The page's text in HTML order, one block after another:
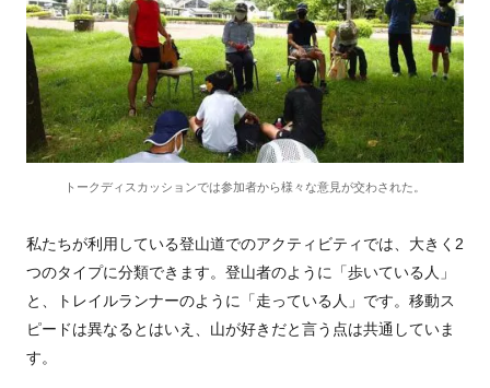
トークディスカッションでは参加者から様々な意見が交わされた。
私たちが利用している登山道でのアクティビティでは、大きく2
つのタイプに分類できます。登山者のように「歩いている人」
と、トレイルランナーのように「走っている人」です。移動ス
ピードは異なるとはいえ、山が好きだと言う点は共通していま
す。